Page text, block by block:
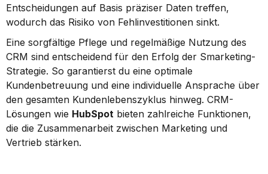
Entscheidungen auf Basis präziser Daten treffen,
wodurch das Risiko von Fehlinvestitionen sinkt.
Eine sorgfältige Pflege und regelmäßige Nutzung des
CRM sind entscheidend für den Erfolg der Smarketing-
Strategie. So garantierst du eine optimale
Kundenbetreuung und eine individuelle Ansprache über
den gesamten Kundenlebenszyklus hinweg. CRM-
Lösungen wie HubSpot bieten zahlreiche Funktionen,
die die Zusammenarbeit zwischen Marketing und
Vertrieb stärken.